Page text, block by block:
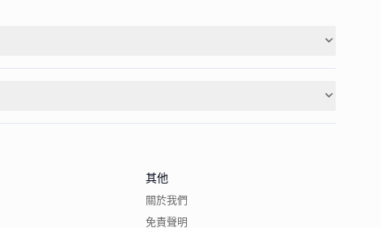
其他
關於我們
免責聲明